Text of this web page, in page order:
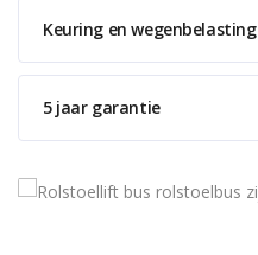
Keuring en wegenbelasting
5 jaar garantie